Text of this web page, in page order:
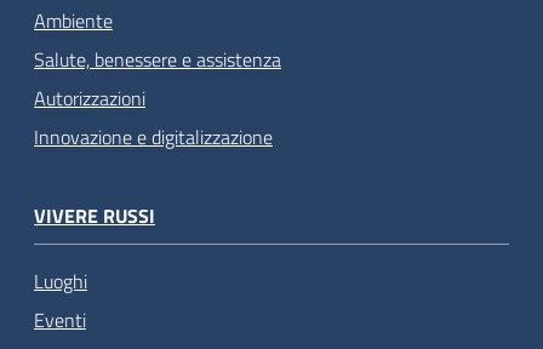
Ambiente
Salute, benessere e assistenza
Autorizzazioni
Innovazione e digitalizzazione
VIVERE RUSSI
Luoghi
Eventi